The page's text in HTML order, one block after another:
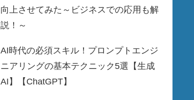
向上させてみた～ビジネスでの応用も解
説！～
AI時代の必須スキル！プロンプトエンジ
ニアリングの基本テクニック5選【生成
AI】【ChatGPT】